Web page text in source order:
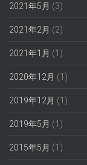
2021年5月 (3)
2021年2月 (2)
2021年1月 (1)
2020年12月 (1)
2019年12月 (1)
2019年5月 (1)
2015年5月 (1)